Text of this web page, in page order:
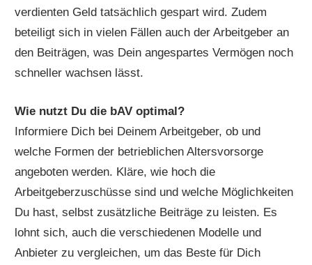
verdienten Geld tatsächlich gespart wird. Zudem
beteiligt sich in vielen Fällen auch der Arbeitgeber an
den Beiträgen, was Dein angespartes Vermögen noch
schneller wachsen lässt.
Wie nutzt Du die bAV optimal?
Informiere Dich bei Deinem Arbeitgeber, ob und
welche Formen der betrieblichen Altersvorsorge
angeboten werden. Kläre, wie hoch die
Arbeitgeberzuschüsse sind und welche Möglichkeiten
Du hast, selbst zusätzliche Beiträge zu leisten. Es
lohnt sich, auch die verschiedenen Modelle und
Anbieter zu vergleichen, um das Beste für Dich